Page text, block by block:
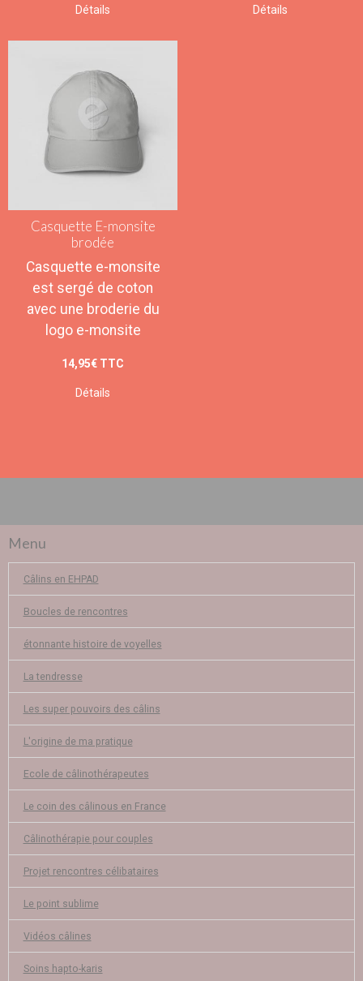
Détails Détails
Casquette E-monsite
brodée
Casquette e-monsite
est sergé de coton
avec une broderie du
logo e-monsite
14,95€ TTC
Détails
Menu
Câlins en EHPAD
Boucles de rencontres
étonnante histoire de voyelles
La tendresse
Les super pouvoirs des câlins
L'origine de ma pratique
Ecole de câlinothérapeutes
Le coin des câlinous en France
Câlinothérapie pour couples
Projet rencontres célibataires
Le point sublime
Vidéos câlines
Soins hapto-karis